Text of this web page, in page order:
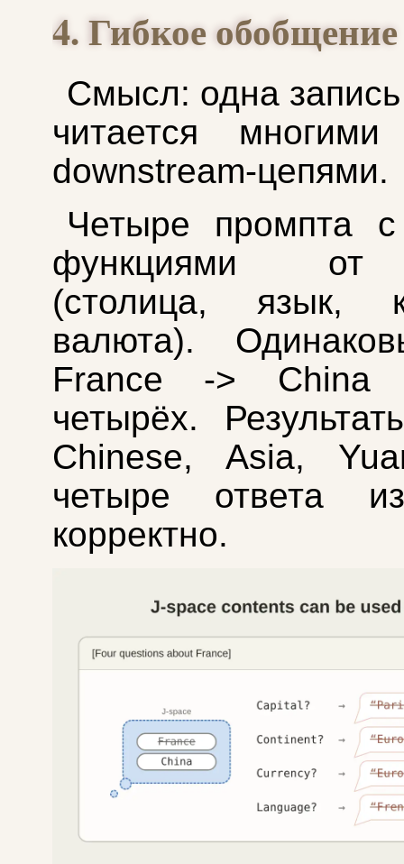
4. Гибкое обобщение
Смысл: одна
читается
downstream-цепями.
Четыре промпта
функциями от
(столица, язык,
валюта).
France -> China
четырёх.
Chinese, Asia,
четыре ответа
корректно.